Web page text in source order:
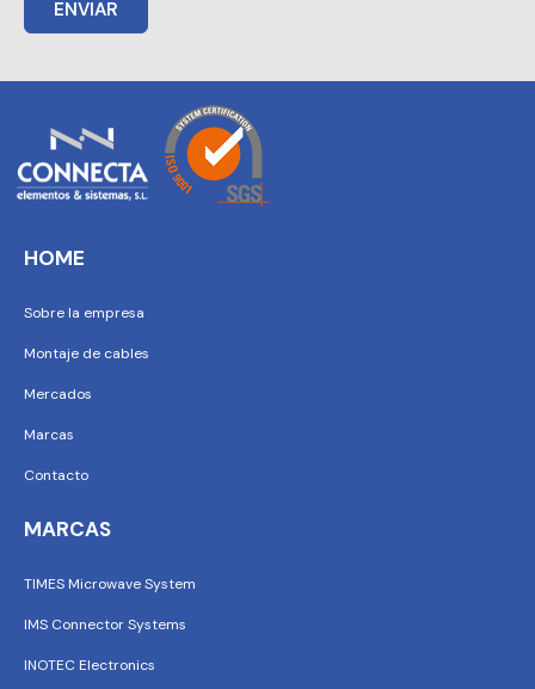
ENVIAR
HOME
Sobre la empresa
Montaje de cables
Mercados
Marcas
Contacto
MARCAS
TIMES Microwave System
IMS Connector Systems
INOTEC Electronics